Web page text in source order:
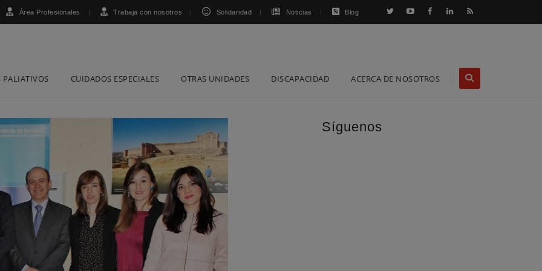
Área Profesionales Trabaja con nosotros Solidaridad Noticias Blog
PALIATIVOS CUIDADOS ESPECIALES OTRAS UNIDADES DISCAPACIDAD ACERCA DE NOSOTROS
Síguenos